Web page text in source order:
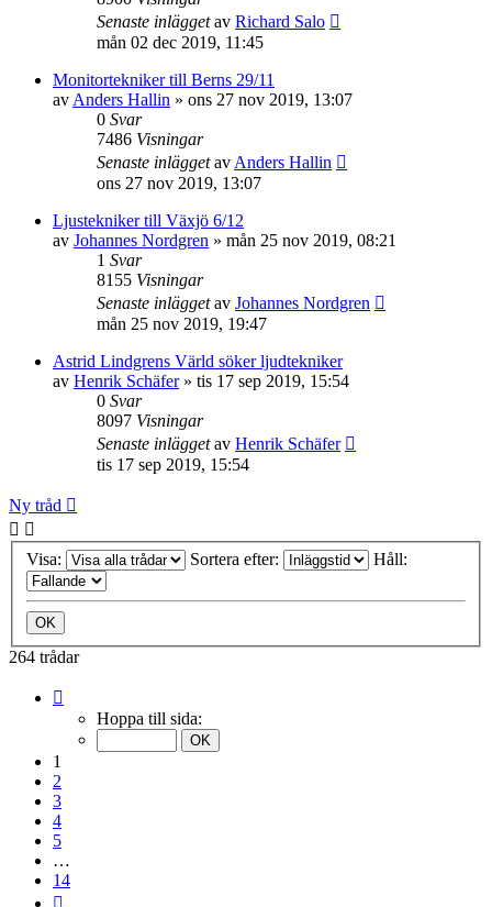
Senaste inläggetav Richard Salo
mån 02 dec 2019, 11:45
Monitortekniker till Berns 29/11
av Anders Hallin » ons 27 nov 2019, 13:07
0 Svar
7486 Visningar
Senaste inläggetav Anders Hallin
ons 27 nov 2019, 13:07
Ljustekniker till Växjö 6/12
av Johannes Nordgren » mån 25 nov 2019, 08:21
1 Svar
8155 Visningar
Senaste inläggetav Johannes Nordgren
mån 25 nov 2019, 19:47
Astrid Lindgrens Värld söker ljudtekniker
av Henrik Schäfer» tis 17 sep 2019, 15:54
0 Svar
8097 Visningar
Senaste inläggetav Henrik Schäfer
tis 17 sep 2019, 15:54
Ny tråd
Visa: Sortera efter: Håll:
264 trådar
Hoppa till sida:
1
2
3
4
5
…
14